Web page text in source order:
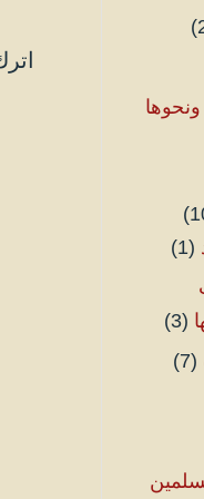
(1)
(3)
(7)